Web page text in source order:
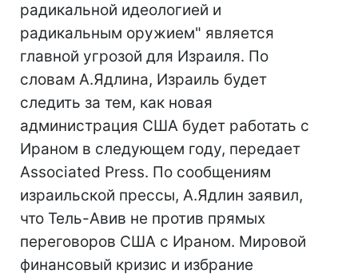
радикальной идеологией и
радикальным оружием" является
главной угрозой для Израиля. По
словам А.Ядлина, Израиль будет
следить за тем, как новая
администрация США будет работать с
Ираном в следующем году, передает
Associated Press. По сообщениям
израильской прессы, А.Ядлин заявил,
что Тель-Авив не против прямых
переговоров США с Ираном. Мировой
финансовый кризис и избрание